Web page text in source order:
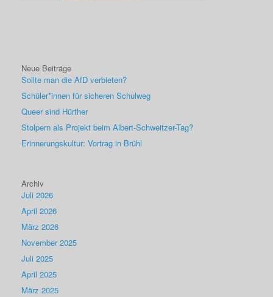
Neue Beiträge
Sollte man die AfD verbieten?
Schüler*innen für sicheren Schulweg
Queer sind Hürther
Stolpern als Projekt beim Albert-Schweitzer-Tag?
Erinnerungskultur: Vortrag in Brühl
Archiv
Juli 2026
April 2026
März 2026
November 2025
Juli 2025
April 2025
März 2025